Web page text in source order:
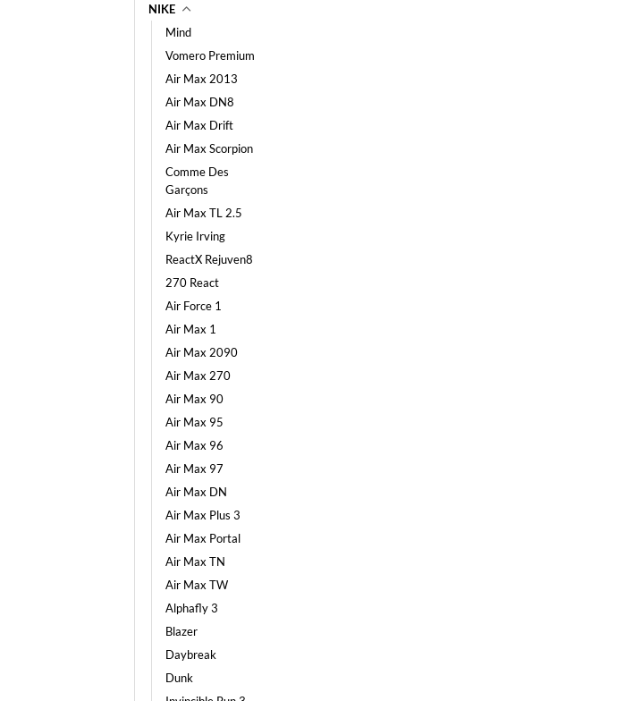
NIKE
Mind
Vomero Premium
Air Max 2013
Air Max DN8
Air Max Drift
Air Max Scorpion
Comme Des
Garçons
Air Max TL 2.5
Kyrie Irving
ReactX Rejuven8
270 React
Air Force 1
Air Max 1
Air Max 2090
Air Max 270
Air Max 90
Air Max 95
Air Max 96
Air Max 97
Air Max DN
Air Max Plus 3
Air Max Portal
Air Max TN
Air Max TW
Alphafly 3
Blazer
Daybreak
Dunk